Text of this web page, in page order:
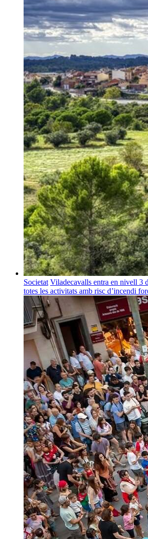
Societat Viladecavalls entra en nivell 3
totes les activitats amb risc d’incendi